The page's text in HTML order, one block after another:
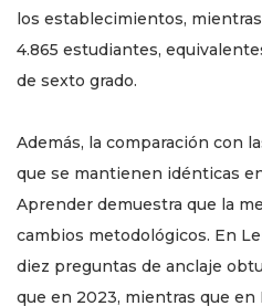
los establecimientos,
4.865 estudiantes,
de sexto grado.
Además, la comparación con
que se mantienen idénticas
Aprender demuestra que la
cambios metodológicos. En
diez preguntas de anclaje
que en 2023, mientras que